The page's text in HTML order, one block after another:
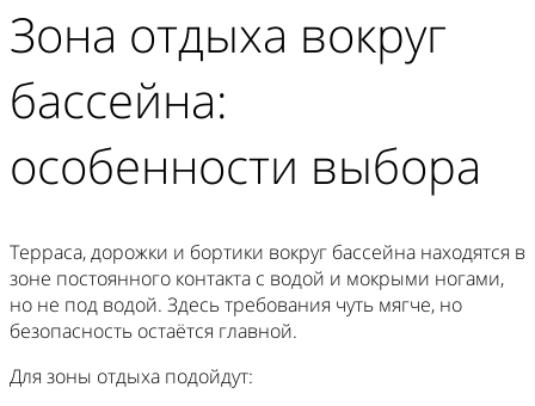
Зона отдыха вокруг
бассейна:
особенности выбора
Терраса, дорожки и бортики вокруг бассейна находятся в
зоне постоянного контакта с водой и мокрыми ногами,
но не под водой. Здесь требования чуть мягче, но
безопасность остаётся главной.
Для зоны отдыха подойдут: